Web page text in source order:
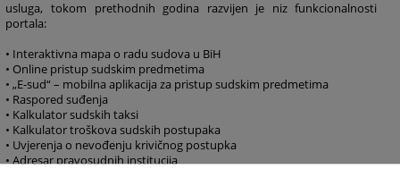
usluga, tokom prethodnih godina razvijen je niz funkcionalnosti
portala:
• Interaktivna mapa o radu sudova u BiH
• Online pristup sudskim predmetima
• „E-sud“ – mobilna aplikacija za pristup sudskim predmetima
• Raspored suđenja
• Kalkulator sudskih taksi
• Kalkulator troškova sudskih postupaka
• Uvjerenja o nevođenju krivičnog postupka
• Adresar pravosudnih institucija